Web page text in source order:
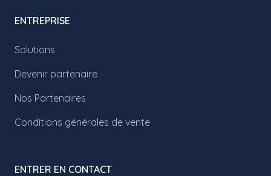
ENTREPRISE
Solutions
Devenir partenaire
Nos Partenaires
Conditions générales de vente
ENTRER EN CONTACT